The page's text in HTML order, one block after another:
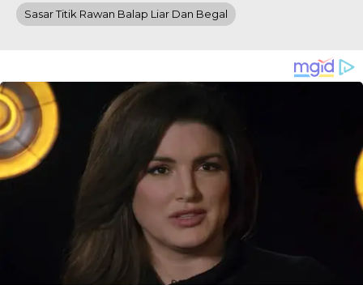
Sasar Titik Rawan Balap Liar Dan Begal